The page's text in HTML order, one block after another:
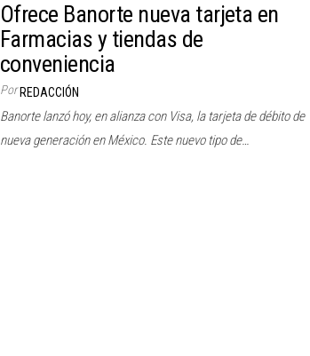
Ofrece Banorte nueva tarjeta en
Farmacias y tiendas de
conveniencia
Por REDACCIÓN
Banorte lanzó hoy, en alianza con Visa, la tarjeta de débito de
nueva generación en México. Este nuevo tipo de…